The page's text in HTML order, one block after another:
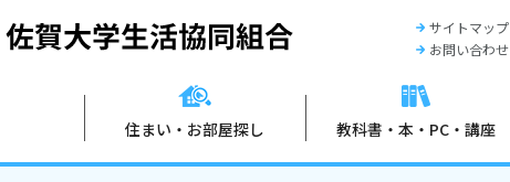
佐賀大学生活協同組合サイトマップ
お問い合わせ
住まい・お部屋探し 教科書・本・PC・講座